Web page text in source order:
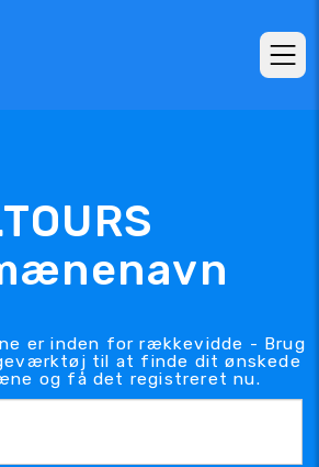
er inden for rækkevidde - Brug
til at finde dit ønskede
og få det registreret nu.